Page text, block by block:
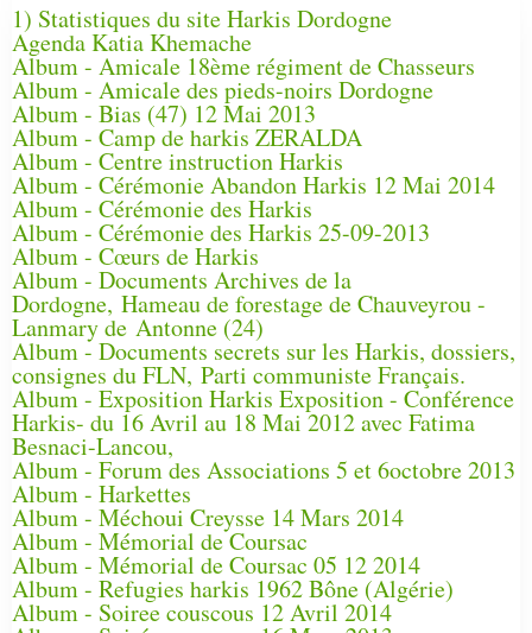
1) Statistiques du site Harkis Dordogne
Agenda Katia Khemache
Album - Amicale 18ème régiment de Chasseurs
Album - Amicale des pieds-noirs Dordogne
Album - Bias (47) 12 Mai 2013
Album - Camp de harkis ZERALDA
Album - Centre instruction Harkis
Album - Cérémonie Abandon Harkis 12 Mai 2014
Album - Cérémonie des Harkis
Album - Cérémonie des Harkis 25-09-2013
Album - Cœurs de Harkis
Album - Documents Archives de la
Dordogne, Hameau de forestage de Chauveyrou -
Lanmary de Antonne (24)
Album - Documents secrets sur les Harkis, dossiers,
consignes du FLN, Parti communiste Français.
Album - Exposition Harkis Exposition - Conférence
Harkis- du 16 Avril au 18 Mai 2012 avec Fatima
Besnaci-Lancou,
Album - Forum des Associations 5 et 6octobre 2013
Album - Harkettes
Album - Méchoui Creysse 14 Mars 2014
Album - Mémorial de Coursac
Album - Mémorial de Coursac 05 12 2014
Album - Refugies harkis 1962 Bône (Algérie)
Album - Soiree couscous 12 Avril 2014